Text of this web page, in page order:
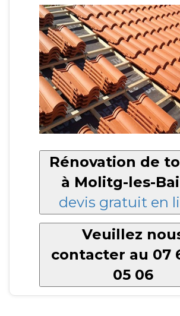
Rénovation de
à Molitg-les-
devis gratuit en
Veuillez
contacter au 07
05 06